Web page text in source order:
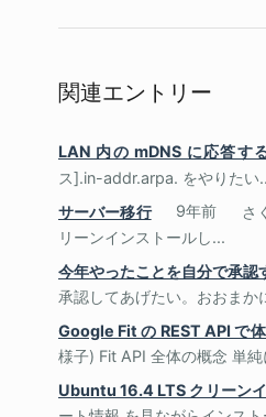
関連エントリー
LAN 内の mDNS に応答す
ス].in-addr.arpa. をやりたい
サーバー移行
9年前
さ
リーンインストールし...
今年やったことを自分で承認
承認してあげたい。おおまか
Google Fit の REST API で
様子) Fit API 全体の概念 単
Ubuntu 16.4 LTS クリーン